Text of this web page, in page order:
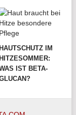
HAUTSCHUTZ IM
HITZESOMMER:
IST BETA-